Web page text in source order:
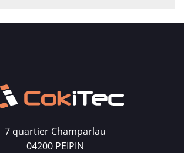
7 quartier Champarlau
04200 PEIPIN